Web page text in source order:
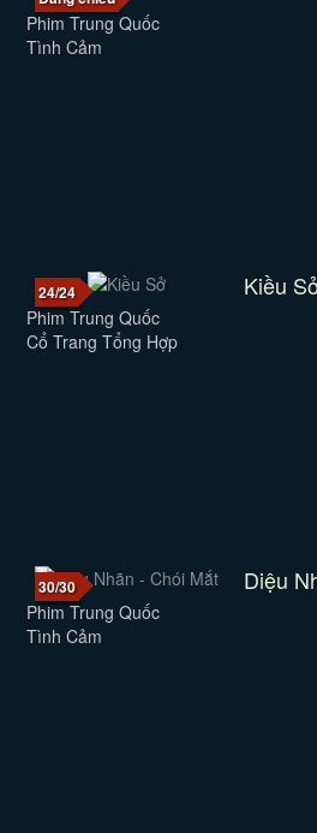
Phim Trung Quốc
Tình Cảm
24/24 Kiều
Phim Trung Quốc
Cổ Trang Tổng Hợp
30/30 Diệu
Phim Trung Quốc
Tình Cảm